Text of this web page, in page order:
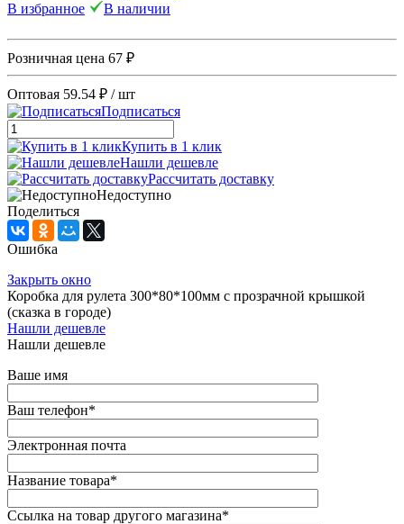
В избранное
В наличии
Розничная цена 67 ₽
Оптовая 59.54 ₽ / шт
Подписаться
Купить в 1 клик
Нашли дешевле
Рассчитать доставку
Недоступно
Поделиться
Ошибка
Закрыть окно
Коробка для рулета 300*80*100мм с прозрачной крышкой
(сказка в городе)
Нашли дешевле
Нашли дешевле
Ваше имя
Ваш телефон*
Электронная почта
Название товара*
Ссылка на товар другого магазина*